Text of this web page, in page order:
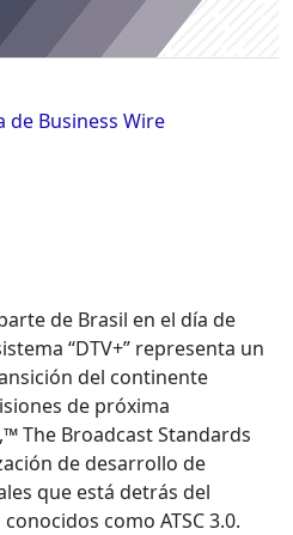
de Business Wire
de Brasil en el día de
“DTV+” representa un
del continente
de próxima
The Broadcast Standards
de desarrollo de
que está detrás del
como ATSC 3.0.